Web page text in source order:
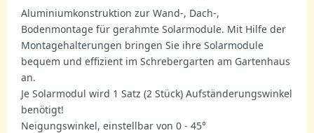
Aluminiumkonstruktion zur Wand-, Dach-,
Bodenmontage für gerahmte Solarmodule. Mit Hilfe der
Montagehalterungen bringen Sie ihre Solarmodule
bequem und effizient im Schrebergarten am Gartenhaus
an.
Je Solarmodul wird 1 Satz (2 Stück) Aufständerungswinkel
benötigt!
Neigungswinkel, einstellbar von 0 - 45°